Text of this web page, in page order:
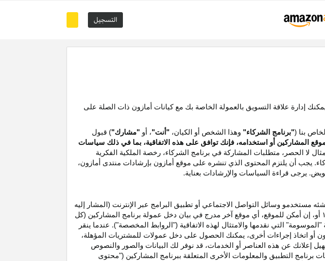
التسجيل
إدارة علاقة التسويق بالعمولة الخاصة بك مع كيانات أمازون ذات الصلة على
بنا ("برنامج الشركاء" وهذا الشخص أو الكيان، "أنت"، أو "مشارك") قبول
المشاركين أو استخدامه، فإنك توافق على هذه الاتفاقية، بما في ذلك سياسات
لا الحصر، متطلبات المشاركة في برنامج الشركاء، رخصة الملكية الفكرية
. يجب أن يلتزم المحتوى الذي تنشره على موقع أمازون بإرشادات منتدى أمازون،
يرجى قراءة السياسات والإرشادات بعناية.
وسائل التواصل الاجتماعي أو تطبيق البرامج عبر الإنترنت (المشار إليه
۱ أو، إن أمكن للموقع، أي موقع آخر مدرج في بيان دخل عمولة برنامج المشاركين (كل
التي نقدمها والامتثال لهذه الاتفاقية ("الروابط المخصصة"). عندما ينقر
أو اتخاذ إجراءات أخرى، يمكنك الحصول على دخل عمولات للمشتريات
المؤهلة،
إعلانك عن هذه العناصر أو
الخدمات، قد نوفر لك البيانات والصور والنصوص
برنامج التطبيق والمعلومات الأخرى المتعلقة ببرنامج المشاركين ("محتوى